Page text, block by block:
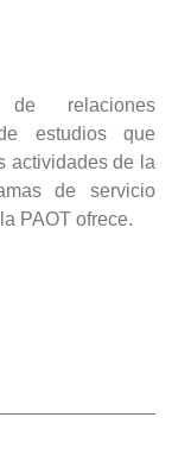
relaciones
estudios que
actividades de la
de servicio
PAOT ofrece.